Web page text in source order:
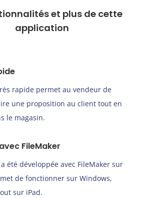
et plus de cette
application
rapide permet au vendeur de
une proposition au client tout en
le magasin.
FileMaker
été développée avec FileMaker sur
de fonctionner sur Windows,
sur iPad.